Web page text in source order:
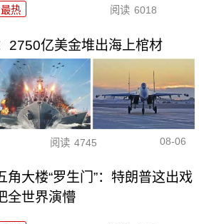
最热 阅读 6018
2750亿美金堆出海上棺材
阅读 4745 08-06
角大楼“罗生门”：特朗普这出戏
全世界演懵